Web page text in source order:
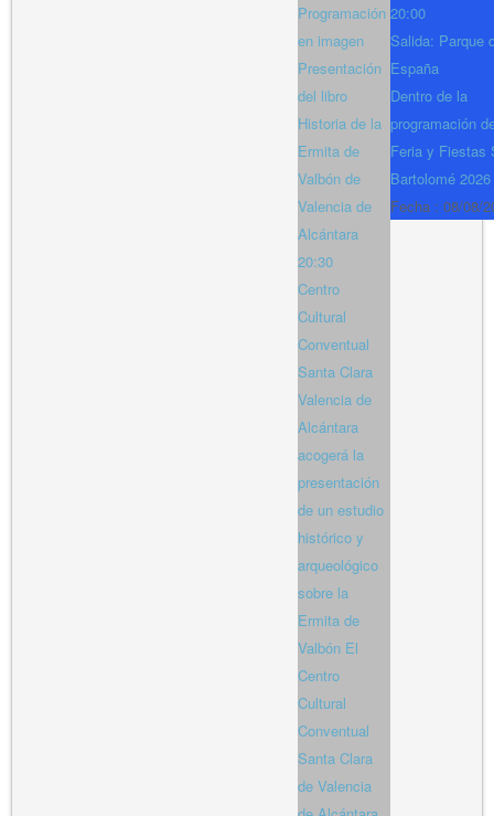
Programación
en imagen
Presentación
del libro
Historia de la
Ermita de
Valbón de
Valencia de
Alcántara
20:30
Centro
Cultural
Conventual
Santa Clara
Valencia de
Alcántara
acogerá la
presentación
de un estudio
histórico y
arqueológico
sobre la
Ermita de
Valbón El
Centro
Cultural
Conventual
Santa Clara
de Valencia
20:00
Salida: Parque
España
Dentro de la
programación
Feria y Fiestas
Bartolomé 2026
Fecha : 08/08/